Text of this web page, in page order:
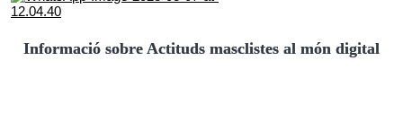
Informació sobre Actituds masclistes al món digital